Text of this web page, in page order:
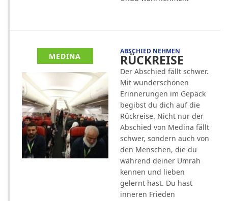
MEDINA
ABSCHIED NEHMEN
RÜCKREISE
Der Abschied fällt schwer.
Mit wunderschönen
Erinnerungen im Gepäck
begibst du dich auf die
Rückreise. Nicht nur der
Abschied von Medina fällt
schwer, sondern auch von
den Menschen, die du
während deiner Umrah
kennen und lieben
gelernt hast. Du hast
inneren Frieden